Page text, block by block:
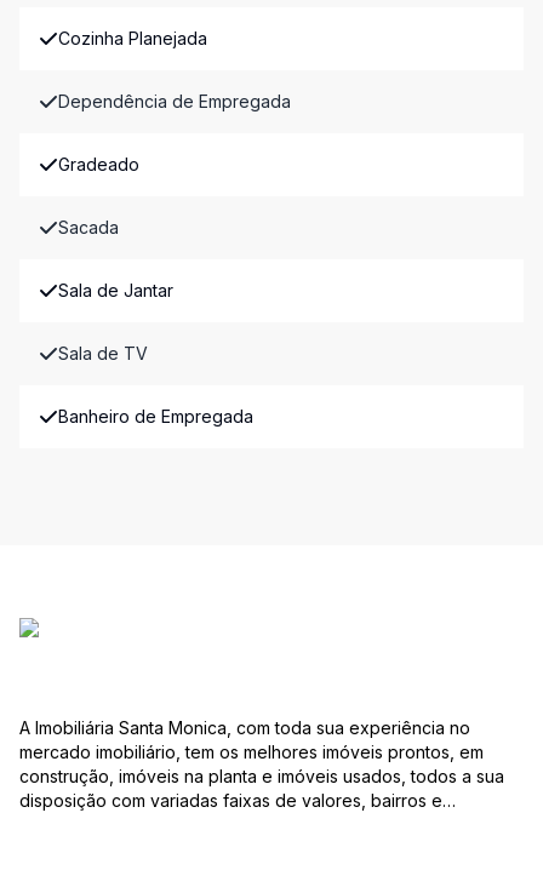
Cozinha Planejada
Dependência de Empregada
Gradeado
Sacada
Sala de Jantar
Sala de TV
Banheiro de Empregada
A Imobiliária Santa Monica, com toda sua experiência no
mercado imobiliário, tem os melhores imóveis prontos, em
construção, imóveis na planta e imóveis usados, todos a sua
disposição com variadas faixas de valores, bairros e